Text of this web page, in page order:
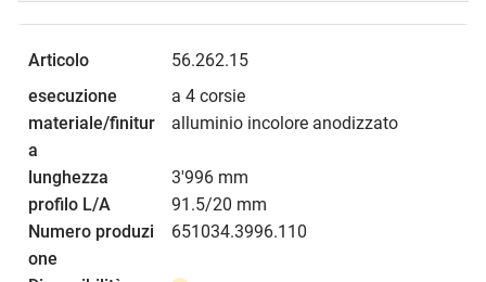
56.262.15
a 4 corsie
alluminio incolore anodizzato
3'996 mm
91.5/20 mm
651034.3996.110